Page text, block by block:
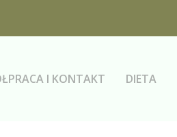
I KONTAKT DIETA